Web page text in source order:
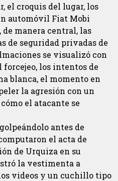
el croquis del lugar, los
automóvil Fiat Mobi
manera central, las
de seguridad privadas de
se visualizó con
los intentos de
blanca, el momento en
la agresión con un
el atacante se
antes de
el acta de
de Urquiza en su
la vestimenta a
videos y un cuchillo tipo